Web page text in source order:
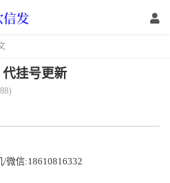
挂号更新
/微信:18610816332